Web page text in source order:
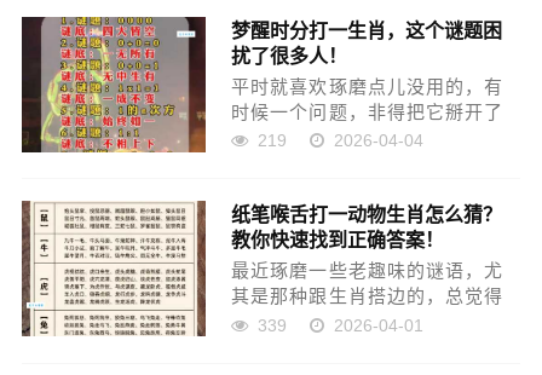
“狼吞虎咽打一生肖”，一下子就把
我吸引住了。 当时群里乱...
梦醒时分打一生肖，这个谜题困
扰了很多人！
平时就喜欢琢磨点儿没用的，有
时候一个问题，非得把它掰开了
揉碎了，才算过瘾。前阵子，一
住了，这什么玩意儿？ 你别说，
就这短短几个字，愣是把我...
219 2026-04-04
纸笔喉舌打一动物生肖怎么猜？
教你快速找到正确答案！
最近琢磨一些老趣味的谜语，尤
其是那种跟生肖搭边的，总觉得
挺有意思，虽然现在各种解谜工
339 2026-04-01